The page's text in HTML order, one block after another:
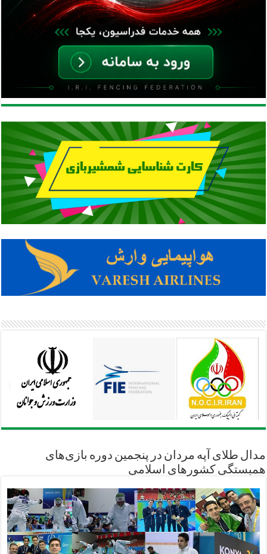
مدال طلای آپه مردان در پنجمین دوره بازی‌های
همبستگی کشورهای اسلامی